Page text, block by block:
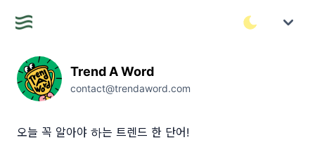
Trend A Word
contact@trendaword.com
오늘 꼭 알아야 하는 트렌드 한 단어!